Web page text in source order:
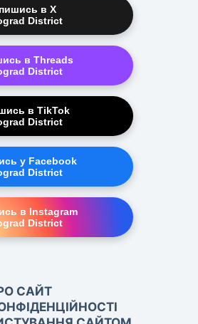
в X
District
в Threads
District
в TikTok
District
у Facebook
District
в Instagram
District
САЙТ